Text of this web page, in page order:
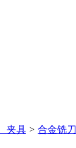
夹具 > 合金铣刀